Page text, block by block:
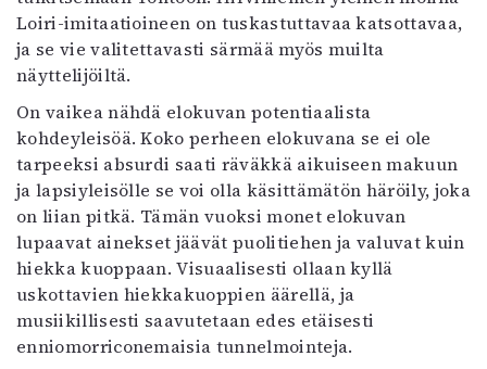
Loiri-imitaatioineen on tuskastuttavaa katsottavaa,
ja se vie valitettavasti särmää myös muilta
näyttelijöiltä.
On vaikea nähdä elokuvan potentiaalista
kohdeyleisöä. Koko perheen elokuvana se ei ole
tarpeeksi absurdi saati räväkkä aikuiseen makuun
ja lapsiyleisölle se voi olla käsittämätön häröily, joka
on liian pitkä. Tämän vuoksi monet elokuvan
lupaavat ainekset jäävät puolitiehen ja valuvat kuin
hiekka kuoppaan. Visuaalisesti ollaan kyllä
uskottavien hiekkakuoppien äärellä, ja
musiikillisesti saavutetaan edes etäisesti
enniomorriconemaisia tunnelmointeja.